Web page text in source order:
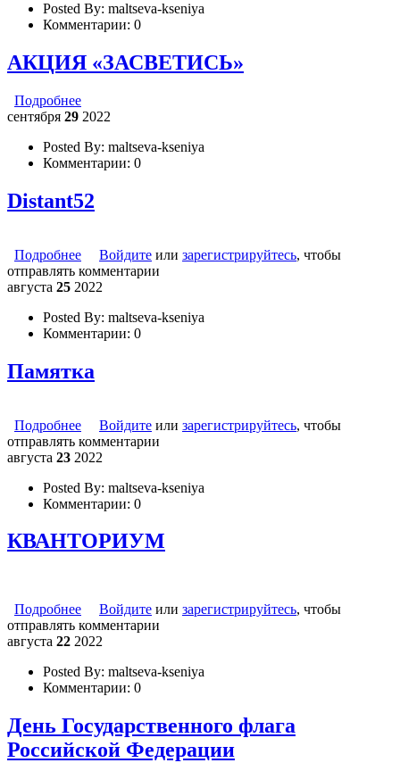
Posted By: maltseva-kseniya
Комментарии: 0
АКЦИЯ «ЗАСВЕТИСЬ»
Подробнее
сентября 29 2022
Posted By: maltseva-kseniya
Комментарии: 0
Distant52
Подробнее о Distant52
Войдите или зарегистрируйтесь, чтобы
отправлять комментарии
августа 25 2022
Posted By: maltseva-kseniya
Комментарии: 0
Памятка
Подробнее о Памятка
Войдите или зарегистрируйтесь, чтобы
отправлять комментарии
августа 23 2022
Posted By: maltseva-kseniya
Комментарии: 0
КВАНТОРИУМ
Подробнее о КВАНТОРИУМ
Войдите или зарегистрируйтесь, чтобы
отправлять комментарии
августа 22 2022
Posted By: maltseva-kseniya
Комментарии: 0
День Государственного флага
Российской Федерации